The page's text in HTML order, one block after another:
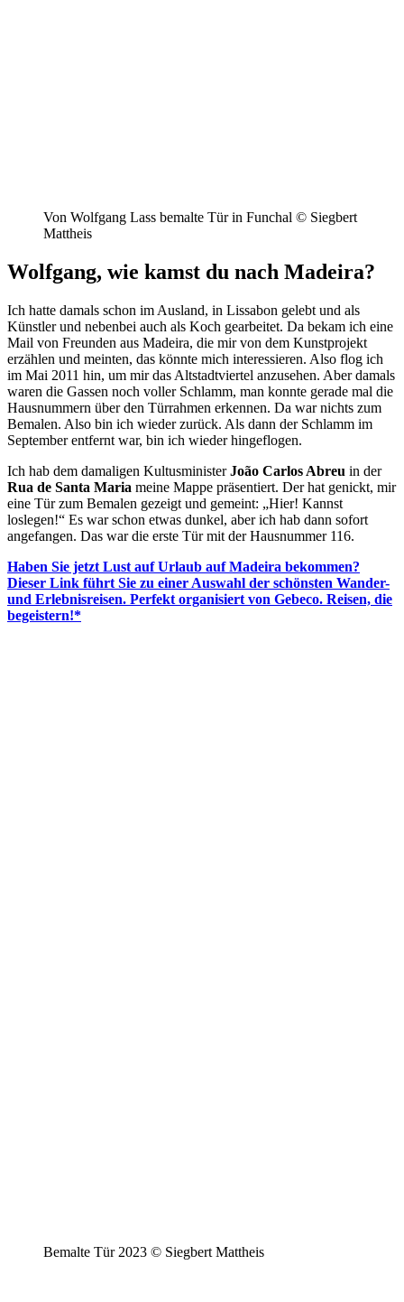
Von Wolfgang Lass bemalte Tür in Funchal © Siegbert
Mattheis
Wolfgang, wie kamst du nach Madeira?
Ich hatte damals schon im Ausland, in Lissabon gelebt und als
Künstler und nebenbei auch als Koch gearbeitet. Da bekam ich eine
Mail von Freunden aus Madeira, die mir von dem Kunstprojekt
erzählen und meinten, das könnte mich interessieren. Also flog ich
im Mai 2011 hin, um mir das Altstadtviertel anzusehen. Aber damals
waren die Gassen noch voller Schlamm, man konnte gerade mal die
Hausnummern über den Türrahmen erkennen. Da war nichts zum
Bemalen. Also bin ich wieder zurück. Als dann der Schlamm im
September entfernt war, bin ich wieder hingeflogen.
Ich hab dem damaligen KultusministerJoão Carlos Abreu in der
Rua de Santa Maria meine Mappe präsentiert. Der hat genickt, mir
eine Tür zum Bemalen gezeigt und gemeint: „Hier! Kannst
loslegen!“ Es war schon etwas dunkel, aber ich hab dann sofort
angefangen. Das war die erste Tür mit der Hausnummer 116.
Haben Sie jetzt Lust auf Urlaub auf Madeira bekommen?
Dieser Link führt Sie zu einer Auswahl der schönsten Wander-
und Erlebnisreisen. Perfekt organisiert von Gebeco. Reisen, die
begeistern!*
Bemalte Tür 2023 © Siegbert Mattheis